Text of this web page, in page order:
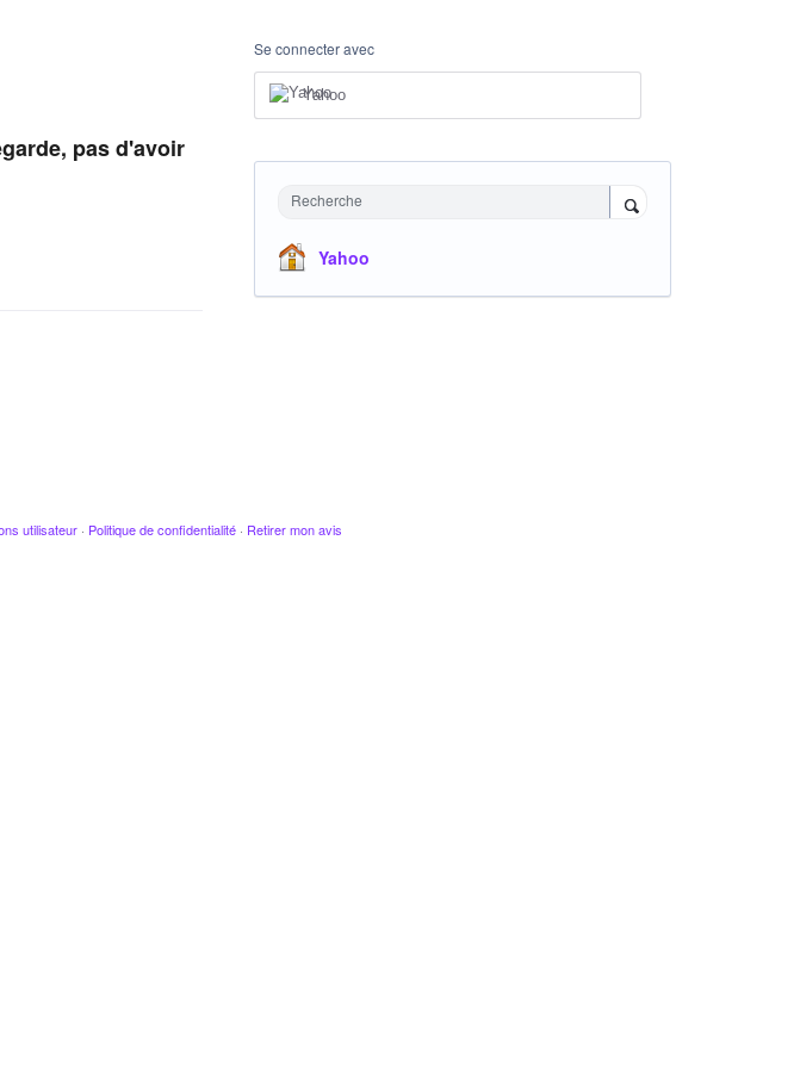
pas d'avoir
Se connecter avec
Yahoo
Recherche
Yahoo
utilisateur · Politique de confidentialité · Retirer mon avis